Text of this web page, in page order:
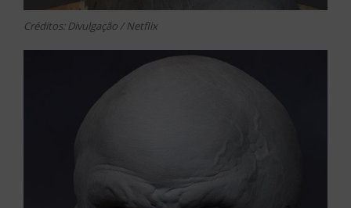
Créditos: Divulgação / Netflix